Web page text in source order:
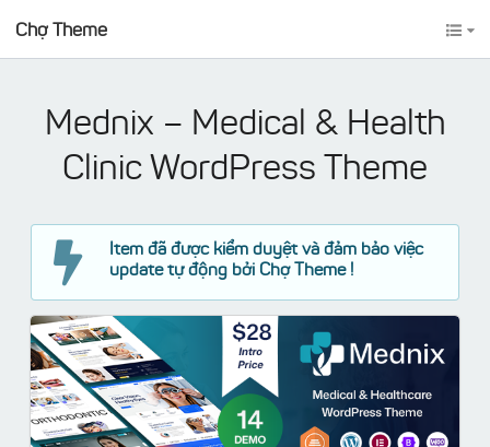
Chợ Theme
Mednix – Medical & Health
Clinic WordPress Theme
Item đã được kiểm duyệt và đảm bảo việc
update tự động bởi Chợ Theme !